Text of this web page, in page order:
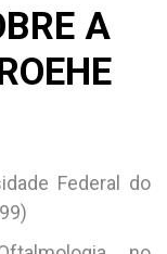
A
Federal do